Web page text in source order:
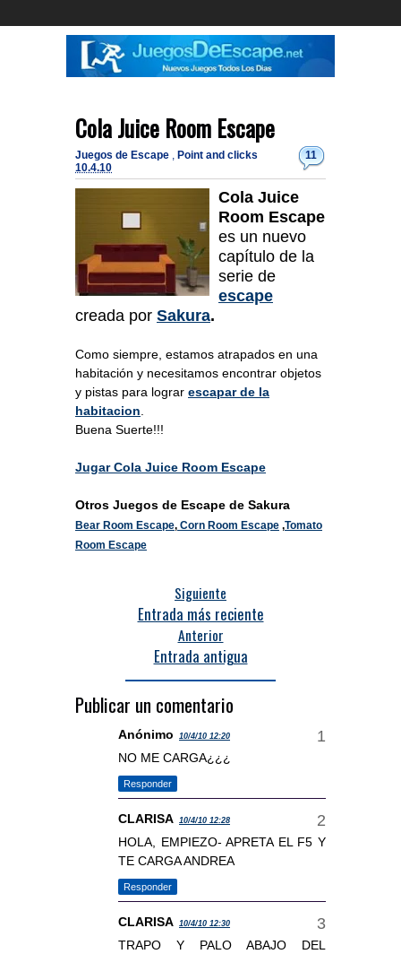
Cola Juice Room Escape
11
Juegos de Escape , Point and clicks
10.4.10
Cola Juice
Room Escape
es un nuevo
capítulo de la
serie de
escape
creada por Sakura.
Como siempre, estamos atrapados en una
habitación y necesitamos encontrar objetos
y pistas para lograr escapar de la
habitacion.
Buena Suerte!!!
Jugar Cola Juice Room Escape
Otros Juegos de Escape de Sakura
Bear Room Escape, Corn Room Escape ,Tomato
Room Escape
Siguiente
Entrada más reciente
Anterior
Entrada antigua
Publicar un comentario
Anónimo 10/4/10 12:20
NO ME CARGA¿¿¿
Responder
CLARISA 10/4/10 12:28
HOLA, EMPIEZO- APRETA EL F5 Y
TE CARGA ANDREA
Responder
CLARISA 10/4/10 12:30
TRAPO Y PALO ABAJO DEL